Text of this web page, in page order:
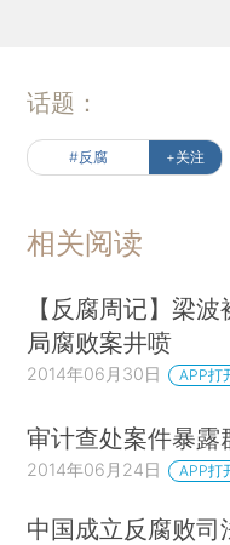
话题：
#反腐 +关注
相关阅读
【反腐周记】梁
局腐败案井喷
2014年06月30日 APP打
审计查处案件暴露
2014年06月24日 APP打
中国成立反腐败司